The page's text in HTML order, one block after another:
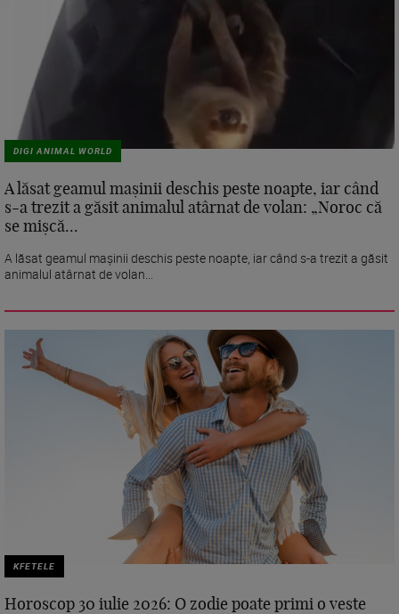
DIGI ANIMAL WORLD
A lăsat geamul mașinii deschis peste noapte, iar când
s-a trezit a găsit animalul atârnat de volan: „Noroc că
se mișcă...
A lăsat geamul mașinii deschis peste noapte, iar când s-a trezit a găsit
animalul atârnat de volan...
KFETELE
Horoscop 30 iulie 2026: O zodie poate primi o veste